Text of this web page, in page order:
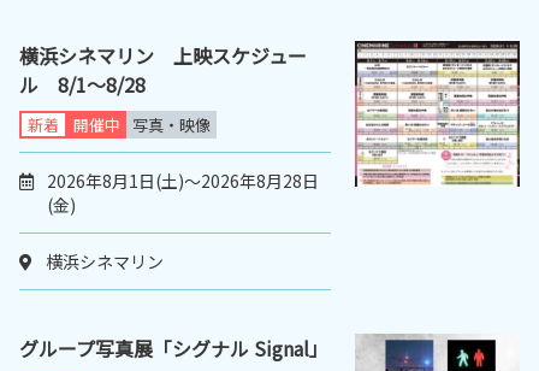
横浜シネマリン 上映スケジュー
ル 8/1～8/28
新着 開催中 写真・映像
2026年8月1日(土)～2026年8月28日
(金)
横浜シネマリン
グループ写真展「シグナル Signal」